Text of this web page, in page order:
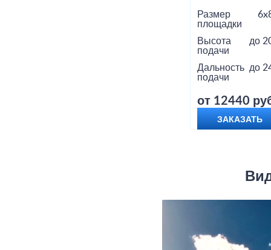
Размер
площадки
Высота
подачи
до
Дальность
подачи
до
от 12440
ЗАКАЗАТЬ